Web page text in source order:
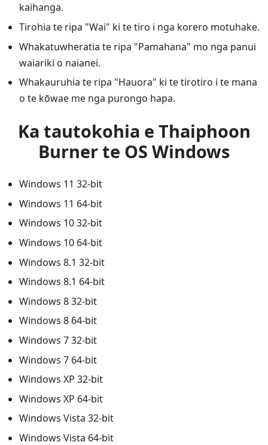
kaihanga.
Tirohia te ripa "Wai" ki te tiro i nga korero motuhake.
Whakatuwheratia te ripa "Pamahana" mo nga panui
waiariki o naianei.
Whakauruhia te ripa "Hauora" ki te tirotiro i te mana
o te kōwae me nga purongo hapa.
Ka tautokohia e Thaiphoon
Burner te OS Windows
Windows 11 32-bit
Windows 11 64-bit
Windows 10 32-bit
Windows 10 64-bit
Windows 8.1 32-bit
Windows 8.1 64-bit
Windows 8 32-bit
Windows 8 64-bit
Windows 7 32-bit
Windows 7 64-bit
Windows XP 32-bit
Windows XP 64-bit
Windows Vista 32-bit
Windows Vista 64-bit